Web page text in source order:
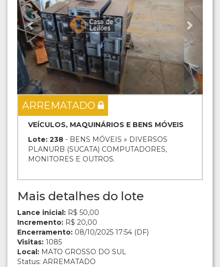
ARREMATADO
VEÍCULOS, MAQUINÁRIOS E BENS MÓVEIS
Lote: 238 - BENS MÓVEIS » DIVERSOS
PLANURB (SUCATA) COMPUTADORES,
MONITORES E OUTROS.
Mais detalhes do lote
Lance inicial: R$ 50,00
Incremento: R$ 20,00
Encerramento: 08/10/2025 17:54 (DF)
Visitas: 1085
Local: MATO GROSSO DO SUL
Status: ARREMATADO